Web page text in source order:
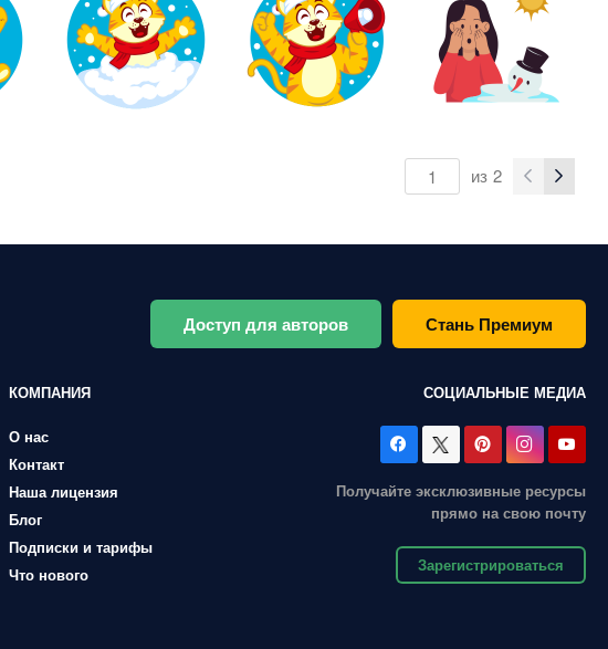
из 2
Доступ для авторов Стань Премиум
КОМПАНИЯ
О нас
Контакт
Наша лицензия
Блог
Подписки и тарифы
Что нового
СОЦИАЛЬНЫЕ МЕДИА
Получайте эксклюзивные ресурсы
прямо на свою почту
Зарегистрироваться